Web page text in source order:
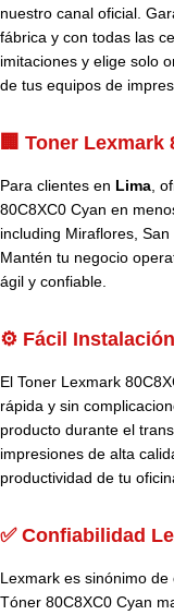
nuestro canal oficial.
fábrica y con todas las
imitaciones y elige solo
de tus equipos de
🏢 Toner Lexmark
Para clientes en Lima,
80C8XC0 Cyan en
including Miraflores,
Mantén tu negocio
ágil y confiable.
⚙️ Fácil
El Toner Lexmark
rápida y sin
producto durante el
impresiones de alta
productividad de tu
✅ Confiabilidad
Lexmark es sinónimo
Tóner 80C8XC0 Cyan